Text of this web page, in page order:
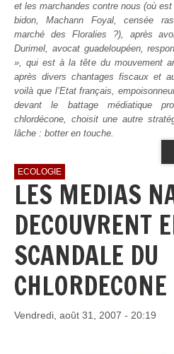
et les marchandes contre nous (où est
bidon, Machann Foyal, censée
marché des Floralies ?), après
Durimel, avocat guadeloupéen,
», qui est à la tête du mouvement
après divers chantages fiscaux et
voilà que l’Etat français,
devant le battage médiatique
chlordécone, choisit une autre
lâche : botter en touche.
ECOLOGIE
LES MEDIAS
DECOUVRENT
SCANDALE DU
CHLORDECONE
Vendredi, août 31, 2007 - 20:19